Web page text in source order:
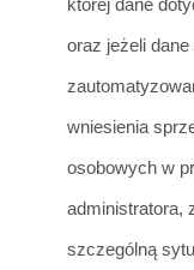
której dane
oraz jeżeli
wniesienia
osobowych w
administratora,
szczególną